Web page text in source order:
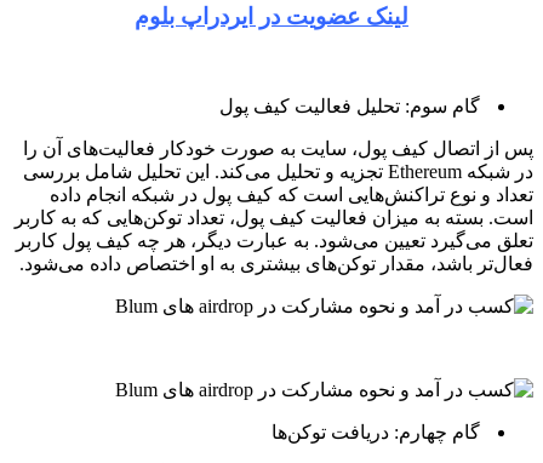
لینک عضویت در ایردراپ بلوم
گام سوم: تحلیل فعالیت کیف پول
پس از اتصال کیف پول، سایت به صورت خودکار فعالیت‌های آن را
در شبکه Ethereum تجزیه و تحلیل می‌کند. این تحلیل شامل بررسی
تعداد و نوع تراکنش‌هایی است که کیف پول در شبکه انجام داده
است. بسته به میزان فعالیت کیف پول، تعداد توکن‌هایی که به کاربر
تعلق می‌گیرد تعیین می‌شود. به عبارت دیگر، هر چه کیف پول کاربر
فعال‌تر باشد، مقدار توکن‌های بیشتری به او اختصاص داده می‌شود.
گام چهارم: دریافت توکن‌ها